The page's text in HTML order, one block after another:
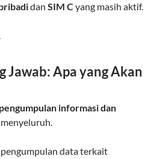
dan SIM C yang masih aktif.
Jawab: Apa yang Akan
pengumpulan informasi dan
data terkait